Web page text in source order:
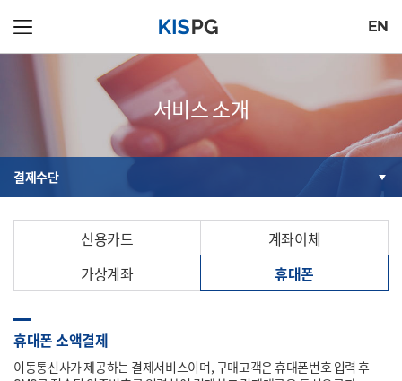
EN
서비스 소개
결제수단
신용카드
계좌이체
가상계좌
휴대폰
휴대폰 소액결제
이동통신사가 제공하는 결제서비스이며, 구매고객은 휴대폰번호 입력 후